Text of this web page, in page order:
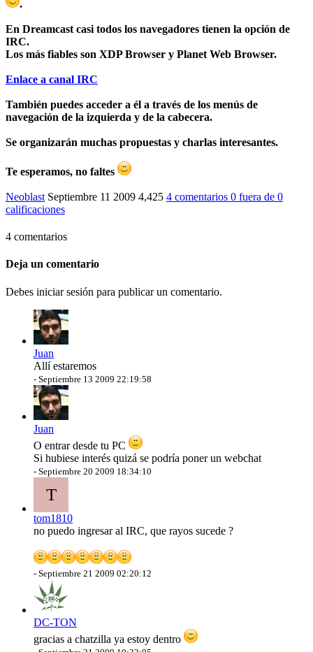
.
En Dreamcast casi todos los navegadores tienen la opción de
IRC.
Los más fiables son XDP Browser y Planet Web Browser.
Enlace a canal IRC
También puedes acceder a él a través de los menús de
navegación de la izquierda y de la cabecera.
Se organizarán muchas propuestas y charlas interesantes.
Te esperamos, no faltes
Neoblast Septiembre 11 2009 4,425 4 comentarios 0 fuera de 0
calificaciones
4 comentarios
Deja un comentario
Debes iniciar sesión para publicar un comentario.
Juan
Allí estaremos
- Septiembre 13 2009 22:19:58
Juan
O entrar desde tu PC
Si hubiese interés quizá se podría poner un webchat
- Septiembre 20 2009 18:34:10
T
tom1810
no puedo ingresar al IRC, que rayos sucede ?
- Septiembre 21 2009 02:20:12
DC-TON
gracias a chatzilla ya estoy dentro